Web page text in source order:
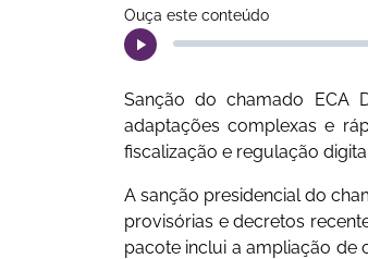
Ouça este conteúdo
Sanção do chamado ECA
adaptações complexas e
fiscalização e regulação
A sanção presidencial do
provisórias e decretos
pacote inclui a ampliação de